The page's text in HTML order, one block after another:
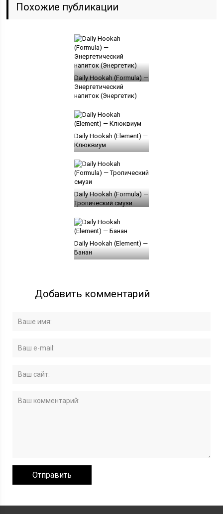
Похожие публикации
Daily Hookah (Formula) —
Энергетический
напиток (Энергетик)
Daily Hookah (Element) —
Клюквиум
Daily Hookah (Formula) —
Тропический смузи
Daily Hookah (Element) —
Банан
Добавить комментарий